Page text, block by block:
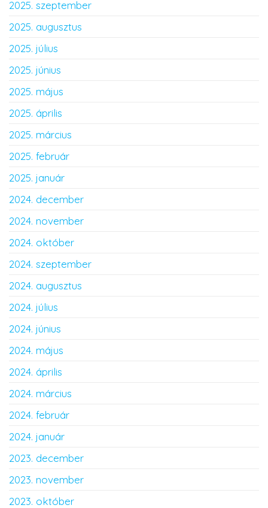
2025. szeptember
2025. augusztus
2025. július
2025. június
2025. május
2025. április
2025. március
2025. február
2025. január
2024. december
2024. november
2024. október
2024. szeptember
2024. augusztus
2024. július
2024. június
2024. május
2024. április
2024. március
2024. február
2024. január
2023. december
2023. november
2023. október